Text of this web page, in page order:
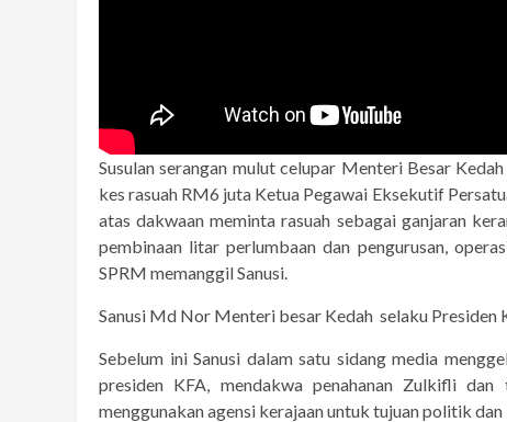
Susulan serangan mulut celupar Menteri Besar
kes rasuah RM6 juta Ketua Pegawai Eksekutif
atas dakwaan meminta rasuah sebagai ganjaran
pembinaan litar perlumbaan dan pengurusan,
SPRM memanggil Sanusi.
Sanusi Md Nor Menteri besar Kedah selaku Presiden
Sebelum ini Sanusi dalam satu sidang media
presiden KFA, mendakwa penahanan Zulkifli
menggunakan agensi kerajaan untuk tujuan politik dan